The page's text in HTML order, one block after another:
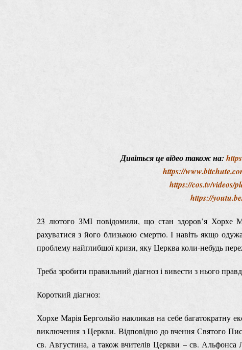
Дивіться це відео також на:
https://
https://cos.tv/videos/
https://
23 лютого ЗМІ повідомили, що стан здоров’я Хорхе
рахуватися з його близькою смертю. І навіть якщо
проблему найглибшої кризи, яку Церква коли-небудь
Треба зробити правильний діагноз і вивести з нього
Короткий діагноз:
Хорхе Марія Бергольйо накликав на себе багатократну
виключення з Церкви. Відповідно до вчення Святого
св. Августина, а також вчителів Церкви – св. Альфонса